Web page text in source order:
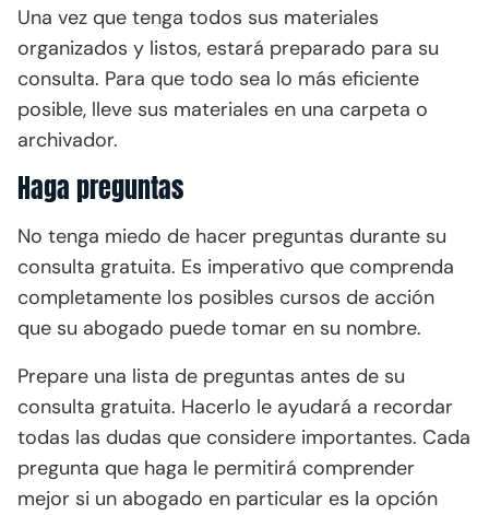
Una vez que tenga todos sus materiales
organizados y listos, estará preparado para su
consulta. Para que todo sea lo más eficiente
posible, lleve sus materiales en una carpeta o
archivador.
Haga preguntas
No tenga miedo de hacer preguntas durante su
consulta gratuita. Es imperativo que comprenda
completamente los posibles cursos de acción
que su abogado puede tomar en su nombre.
Prepare una lista de preguntas antes de su
consulta gratuita. Hacerlo le ayudará a recordar
todas las dudas que considere importantes. Cada
pregunta que haga le permitirá comprender
mejor si un abogado en particular es la opción